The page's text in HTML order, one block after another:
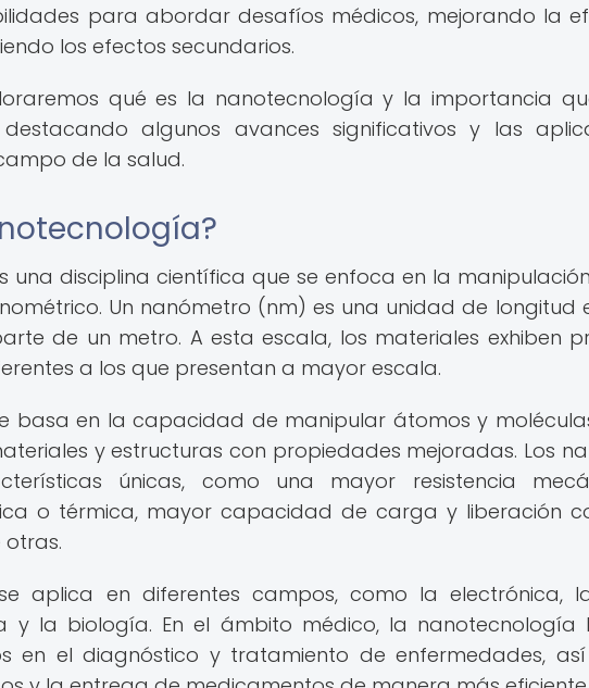
para abordar desafíos médicos, mejorando la
los efectos secundarios.
qué es la nanotecnología y la importancia
algunos avances significativos y las
de la salud.
una disciplina científica que se enfoca en la
Un nanómetro (nm) es una unidad de longitud
de un metro. A esta escala, los materiales exhiben
a los que presentan a mayor escala.
basa en la capacidad de manipular átomos y
y estructuras con propiedades mejoradas. Los
únicas, como una mayor resistencia
o térmica, mayor capacidad de carga y liberación
aplica en diferentes campos, como la electrónica,
y la biología. En el ámbito médico, la nanotecnología
en el diagnóstico y tratamiento de enfermedades,